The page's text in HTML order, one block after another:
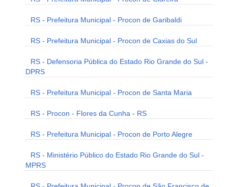
RS - Prefeitura Municipal - Procon de Garibaldi
RS - Prefeitura Municipal - Procon de Caxias do Sul
RS - Defensoria Pública do Estado Rio Grande do Sul -
DPRS
RS - Prefeitura Municipal - Procon de Santa Maria
RS - Procon - Flores da Cunha - RS
RS - Prefeitura Municipal - Procon de Porto Alegre
RS - Ministério Público do Estado Rio Grande do Sul -
MPRS